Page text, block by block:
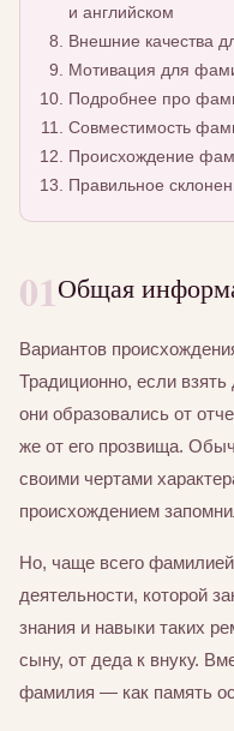
и английском
Внешние качества
Мотивация для
Подробнее про
Совместимость
Происхождение
Правильное
01Общая
Вариантов
Традиционно, если
они образовались от
же от его прозвища.
своими чертами
происхождением
Но, чаще всего фамилией
деятельности, которой
знания и навыки таких
сыну, от деда к внуку.
фамилия — как память